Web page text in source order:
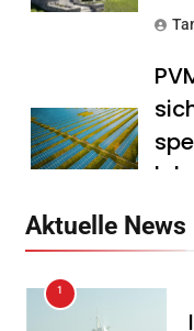
Aktuelle News
1